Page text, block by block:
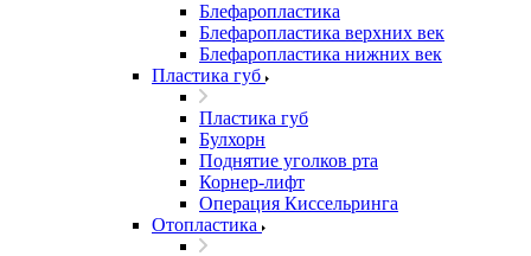
Блефаропластика
Блефаропластика верхних век
Блефаропластика нижних век
Пластика губ
Пластика губ
Булхорн
Поднятие уголков рта
Корнер-лифт
Операция Киссельринга
Oтопластика